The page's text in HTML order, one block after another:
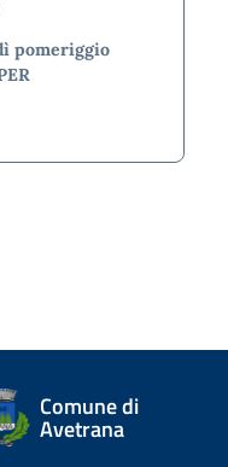
pomeriggio
Comune di
Avetrana